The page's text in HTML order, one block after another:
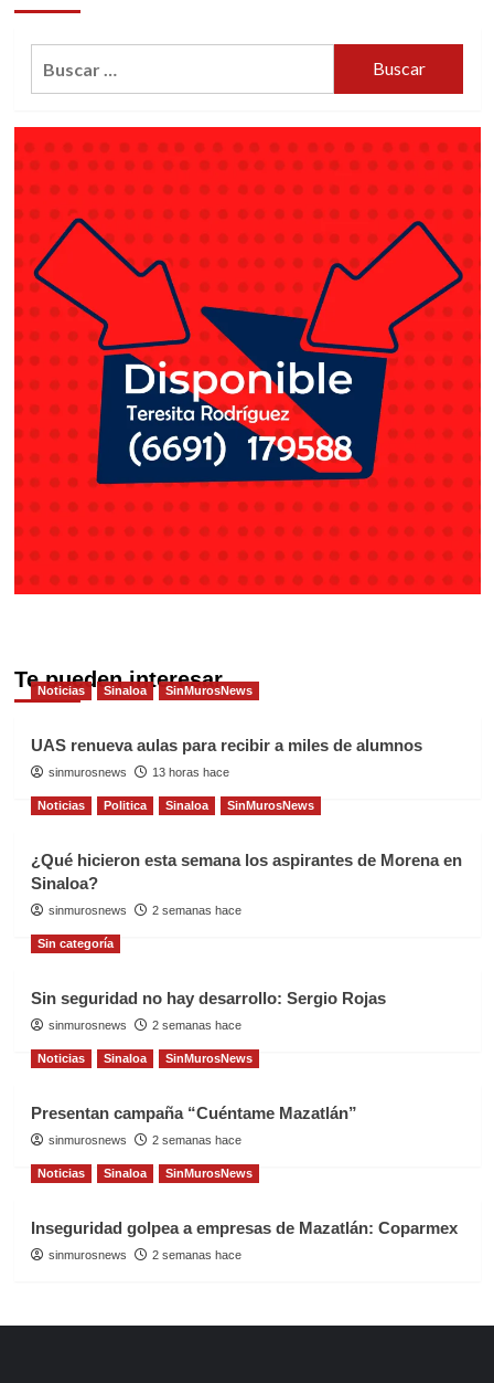
Te pueden interesar
Noticias Sinaloa SinMurosNews
UAS renueva aulas para recibir a miles de alumnos
sinmurosnews 13 horas hace
Noticias Politica Sinaloa SinMurosNews
¿Qué hicieron esta semana los aspirantes de Morena en
Sinaloa?
sinmurosnews 2 semanas hace
Sin categoría
Sin seguridad no hay desarrollo: Sergio Rojas
sinmurosnews 2 semanas hace
Noticias Sinaloa SinMurosNews
Presentan campaña “Cuéntame Mazatlán”
sinmurosnews 2 semanas hace
Noticias Sinaloa SinMurosNews
Inseguridad golpea a empresas de Mazatlán: Coparmex
sinmurosnews 2 semanas hace